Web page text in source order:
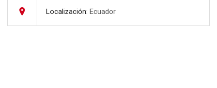
Localización: Ecuador